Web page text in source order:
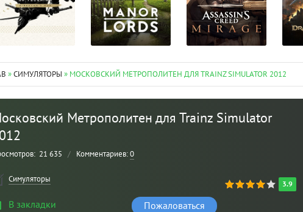
»СИМУЛЯТОРЫ » МОСКОВСКИЙ МЕТРОПОЛИТЕН ДЛЯ TRAINZ SIMULATOR 2012
Метрополитен для Trainz Simulator
21 635 / Комментариев:0
3.9
Симуляторы
В закладки Пожаловаться